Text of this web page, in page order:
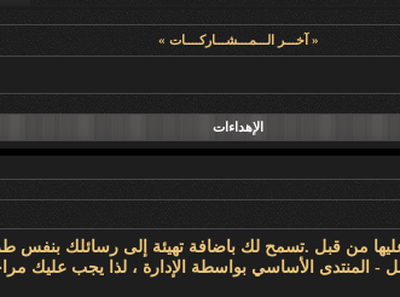
« آخـــر الـــمـــشـــاركــــات »
الإهداءات